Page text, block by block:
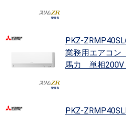
PKZ-
業務用エアコ
馬力 単相
PKZ-